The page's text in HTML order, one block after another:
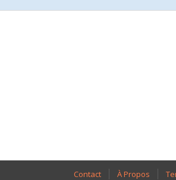
Contact À Propos